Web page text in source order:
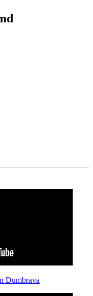
Dumbrava